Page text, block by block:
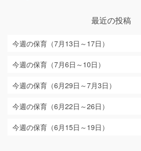
最近の投稿
今週の保育（7月13日～17日）
今週の保育（7月6日～10日）
今週の保育（6月29日～7月3日）
今週の保育（6月22日～26日）
今週の保育（6月15日～19日）